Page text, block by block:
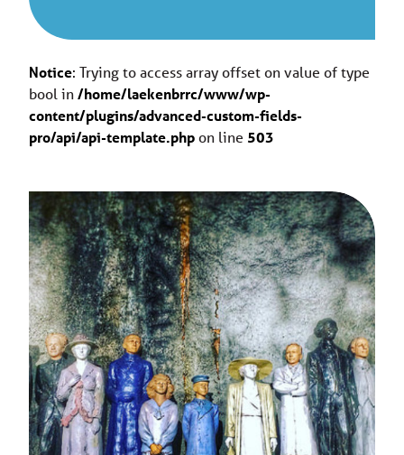
Notice: Trying to access array offset on value of type
bool in/home/laekenbrrc/www/wp-
content/plugins/advanced-custom-fields-
pro/api/api-template.phpon line 503